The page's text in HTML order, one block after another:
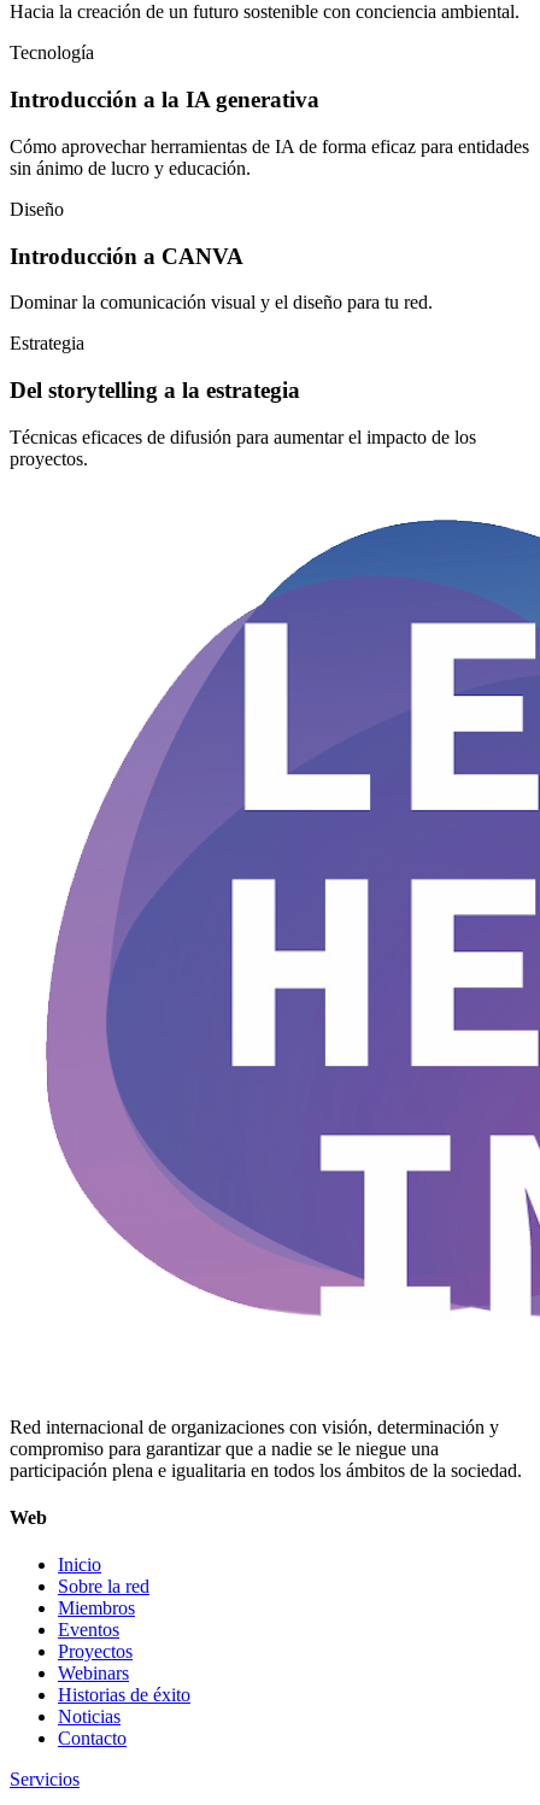
Hacia la creación de un futuro sostenible con conciencia ambiental.
Tecnología
Introducción a la IA generativa
Cómo aprovechar herramientas de IA de forma eficaz para entidades
sin ánimo de lucro y educación.
Diseño
Introducción a CANVA
Dominar la comunicación visual y el diseño para tu red.
Estrategia
Del storytelling a la estrategia
Técnicas eficaces de difusión para aumentar el impacto de los
proyectos.
Red internacional de organizaciones con visión, determinación y
compromiso para garantizar que a nadie se le niegue una
participación plena e igualitaria en todos los ámbitos de la sociedad.
Web
Inicio
Sobre la red
Miembros
Eventos
Proyectos
Webinars
Historias de éxito
Noticias
Contacto
Servicios